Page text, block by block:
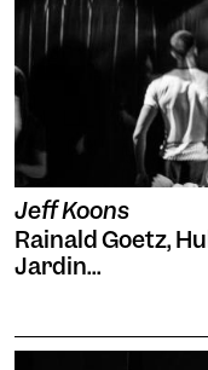
Jeff Koons
Rainald Goetz,
Jardin...